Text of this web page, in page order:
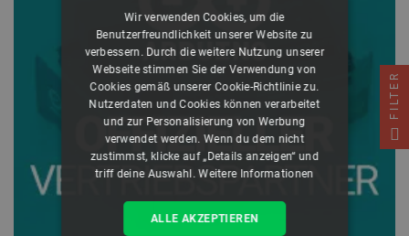
FILTER
Wir verwenden Cookies, um die
Benutzerfreundlichkeit unserer Website zu
verbessern. Durch die weitere Nutzung unserer
Webseite stimmen Sie der Verwendung von
Cookies gemäß unserer Cookie-Richtlinie zu.
Nutzerdaten und Cookies können verarbeitet
und zur Personalisierung von Werbung
verwendet werden. Wenn du dem nicht
zustimmst, klicke auf „Details anzeigen“ und
triff deine Auswahl.Weitere Informationen
ALLE AKZEPTIEREN